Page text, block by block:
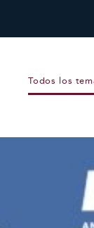
Todos los